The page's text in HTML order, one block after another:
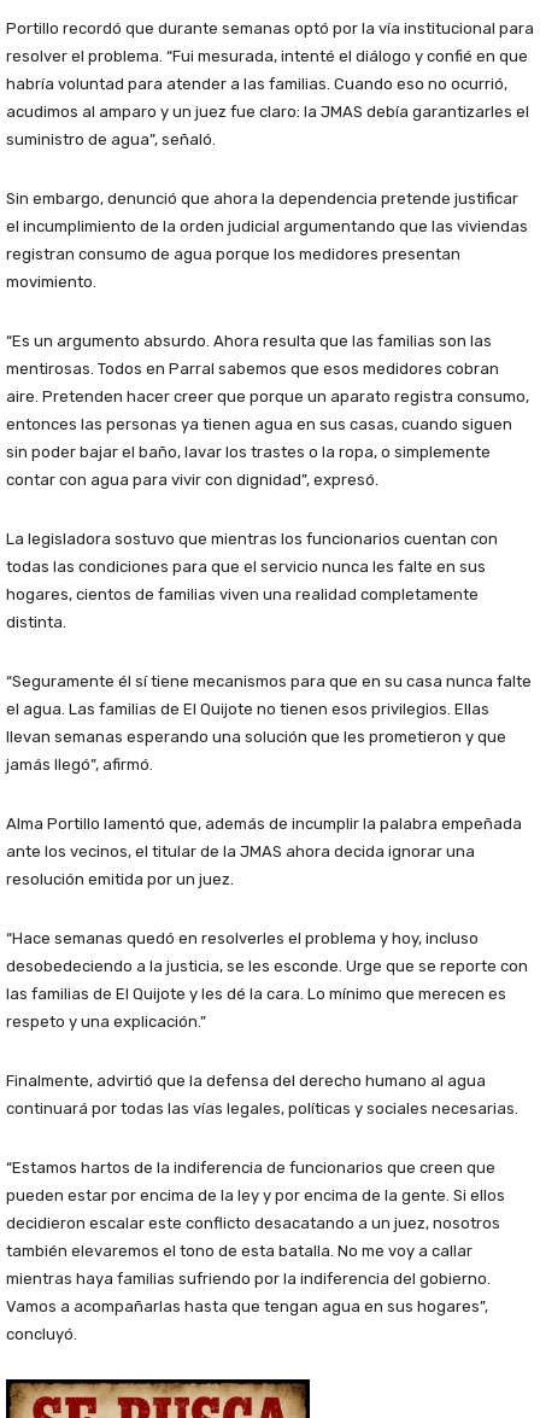
Portillo recordó que durante semanas optó por la vía institucional para
resolver el problema. “Fui mesurada, intenté el diálogo y confié en que
habría voluntad para atender a las familias. Cuando eso no ocurrió,
acudimos al amparo y un juez fue claro: la JMAS debía garantizarles el
suministro de agua”, señaló.
Sin embargo, denunció que ahora la dependencia pretende justificar
el incumplimiento de la orden judicial argumentando que las viviendas
registran consumo de agua porque los medidores presentan
movimiento.
“Es un argumento absurdo. Ahora resulta que las familias son las
mentirosas. Todos en Parral sabemos que esos medidores cobran
aire. Pretenden hacer creer que porque un aparato registra consumo,
entonces las personas ya tienen agua en sus casas, cuando siguen
sin poder bajar el baño, lavar los trastes o la ropa, o simplemente
contar con agua para vivir con dignidad”, expresó.
La legisladora sostuvo que mientras los funcionarios cuentan con
todas las condiciones para que el servicio nunca les falte en sus
hogares, cientos de familias viven una realidad completamente
distinta.
“Seguramente él sí tiene mecanismos para que en su casa nunca falte
el agua. Las familias de El Quijote no tienen esos privilegios. Ellas
llevan semanas esperando una solución que les prometieron y que
jamás llegó”, afirmó.
Alma Portillo lamentó que, además de incumplir la palabra empeñada
ante los vecinos, el titular de la JMAS ahora decida ignorar una
resolución emitida por un juez.
“Hace semanas quedó en resolverles el problema y hoy, incluso
desobedeciendo a la justicia, se les esconde. Urge que se reporte con
las familias de El Quijote y les dé la cara. Lo mínimo que merecen es
respeto y una explicación.”
Finalmente, advirtió que la defensa del derecho humano al agua
continuará por todas las vías legales, políticas y sociales necesarias.
“Estamos hartos de la indiferencia de funcionarios que creen que
pueden estar por encima de la ley y por encima de la gente. Si ellos
decidieron escalar este conflicto desacatando a un juez, nosotros
también elevaremos el tono de esta batalla. No me voy a callar
mientras haya familias sufriendo por la indiferencia del gobierno.
Vamos a acompañarlas hasta que tengan agua en sus hogares”,
concluyó.